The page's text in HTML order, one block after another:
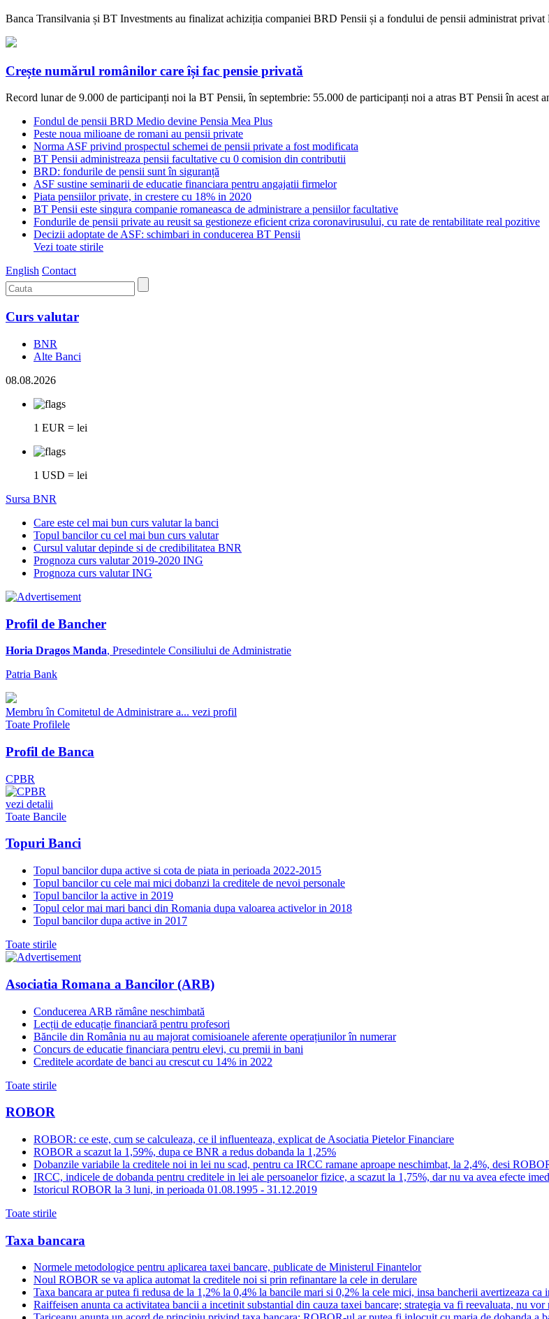
Banca Transilvania și BT Investments au finalizat achiziția companiei BRD Pensii și a fondului de pensii administrat
Crește numărul românilor care își fac pensie privată
Record lunar de 9.000 de participanți noi la BT Pensii, în septembrie: 55.000 de participanți noi a atras BT Pensii în acest
Fondul de pensii BRD Medio devine Pensia Mea Plus
Peste noua milioane de romani au pensii private
Norma ASF privind prospectul schemei de pensii private a fost modificata
BT Pensii administreaza pensii facultative cu 0 comision din contributii
BRD: fondurile de pensii sunt în siguranță
ASF sustine seminarii de educatie financiara pentru angajatii firmelor
Piata pensiilor private, in crestere cu 18% in 2020
BT Pensii este singura companie romaneasca de administrare a pensiilor facultative
Fondurile de pensii private au reusit sa gestioneze eficient criza coronavirusului, cu rate de rentabilitate real pozitive
Decizii adoptate de ASF: schimbari in conducerea BT Pensii
Vezi toate stirile
English Contact
Curs valutar
BNR
Alte Banci
08.08.2026
1 EUR = lei
1 USD = lei
Sursa BNR
Care este cel mai bun curs valutar la banci
Topul bancilor cu cel mai bun curs valutar
Cursul valutar depinde si de credibilitatea BNR
Prognoza curs valutar 2019-2020 ING
Prognoza curs valutar ING
Profil de Bancher
Horia Dragos Manda, Presedintele Consiliului de Administratie
Patria Bank
Membru în Comitetul de Administrare a... vezi profil
Toate Profilele
Profil de Banca
CPBR
vezi detalii
Toate Bancile
Topuri Banci
Topul bancilor dupa active si cota de piata in perioada 2022-2015
Topul bancilor cu cele mai mici dobanzi la creditele de nevoi personale
Topul bancilor la active in 2019
Topul celor mai mari banci din Romania dupa valoarea activelor in 2018
Topul bancilor dupa active in 2017
Toate stirile
Asociatia Romana a Bancilor (ARB)
Conducerea ARB rămâne neschimbată
Lecții de educație financiară pentru profesori
Băncile din România nu au majorat comisioanele aferente operațiunilor în numerar
Concurs de educatie financiara pentru elevi, cu premii in bani
Creditele acordate de banci au crescut cu 14% in 2022
Toate stirile
ROBOR
ROBOR: ce este, cum se calculeaza, ce il influenteaza, explicat de Asociatia Pietelor Financiare
ROBOR a scazut la 1,59%, dupa ce BNR a redus dobanda la 1,25%
Dobanzile variabile la creditele noi in lei nu scad, pentru ca IRCC ramane aproape neschimbat, la 2,4%, desi
IRCC, indicele de dobanda pentru creditele in lei ale persoanelor fizice, a scazut la 1,75%, dar nu va avea efecte
Istoricul ROBOR la 3 luni, in perioada 01.08.1995 - 31.12.2019
Toate stirile
Taxa bancara
Normele metodologice pentru aplicarea taxei bancare, publicate de Ministerul Finantelor
Noul ROBOR se va aplica automat la creditele noi si prin refinantare la cele in derulare
Taxa bancara ar putea fi redusa de la 1,2% la 0,4% la bancile mari si 0,2% la cele mici, insa bancherii avertizeaza
Raiffeisen anunta ca activitatea bancii a incetinit substantial din cauza taxei bancare; strategia va fi reevaluata, nu